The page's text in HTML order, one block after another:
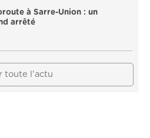
à Sarre-Union : un
arrêté
toute l'actu